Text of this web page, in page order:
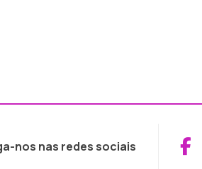
nos nas redes sociais